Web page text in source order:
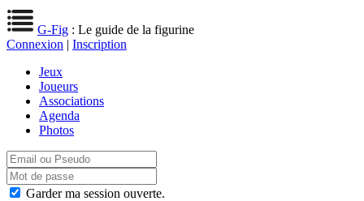
G-Fig : Le guide de la figurine
Connexion | Inscription
Jeux
Joueurs
Associations
Agenda
Photos
Garder ma session ouverte.